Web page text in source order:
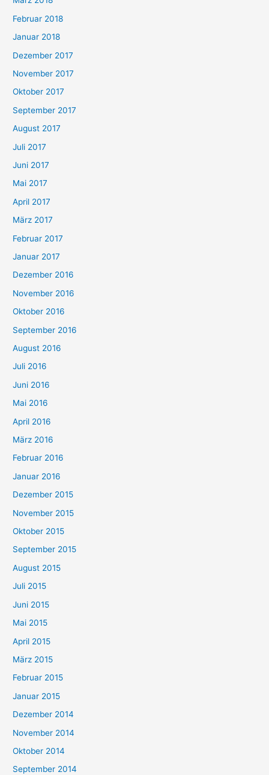
Februar 2018
Januar 2018
Dezember 2017
November 2017
Oktober 2017
September 2017
August 2017
Juli 2017
Juni 2017
Mai 2017
April 2017
März 2017
Februar 2017
Januar 2017
Dezember 2016
November 2016
Oktober 2016
September 2016
August 2016
Juli 2016
Juni 2016
Mai 2016
April 2016
März 2016
Februar 2016
Januar 2016
Dezember 2015
November 2015
Oktober 2015
September 2015
August 2015
Juli 2015
Juni 2015
Mai 2015
April 2015
März 2015
Februar 2015
Januar 2015
Dezember 2014
November 2014
Oktober 2014
September 2014